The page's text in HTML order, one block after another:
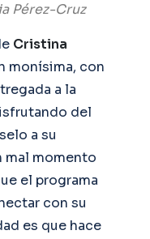
Pérez-Cruz
Cristina
monísima, con
a la
del
a su
mal momento
el programa
con su
es que hace